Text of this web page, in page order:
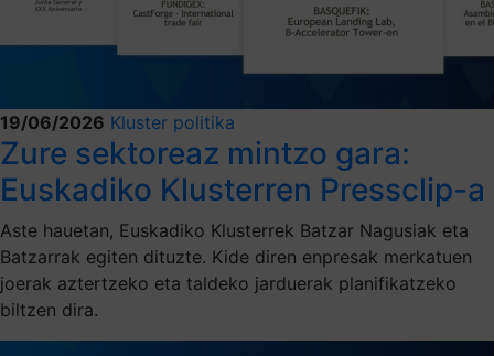
19/06/2026 Kluster politika
Zure sektoreaz mintzo gara:
Euskadiko Klusterren Pressclip-a
Aste hauetan, Euskadiko Klusterrek Batzar Nagusiak eta
Batzarrak egiten dituzte. Kide diren enpresak merkatuen
joerak aztertzeko eta taldeko jarduerak planifikatzeko
biltzen dira.